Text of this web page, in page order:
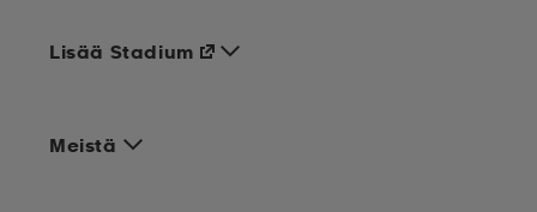
Meistä
Lisää Stadium